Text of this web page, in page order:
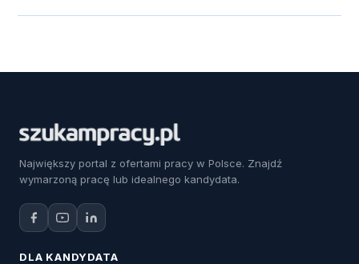
Największy portal z ofertami pracy w Polsce. Znajdź
wymarzoną pracę lub idealnego kandydata.
DLA KANDYDATA